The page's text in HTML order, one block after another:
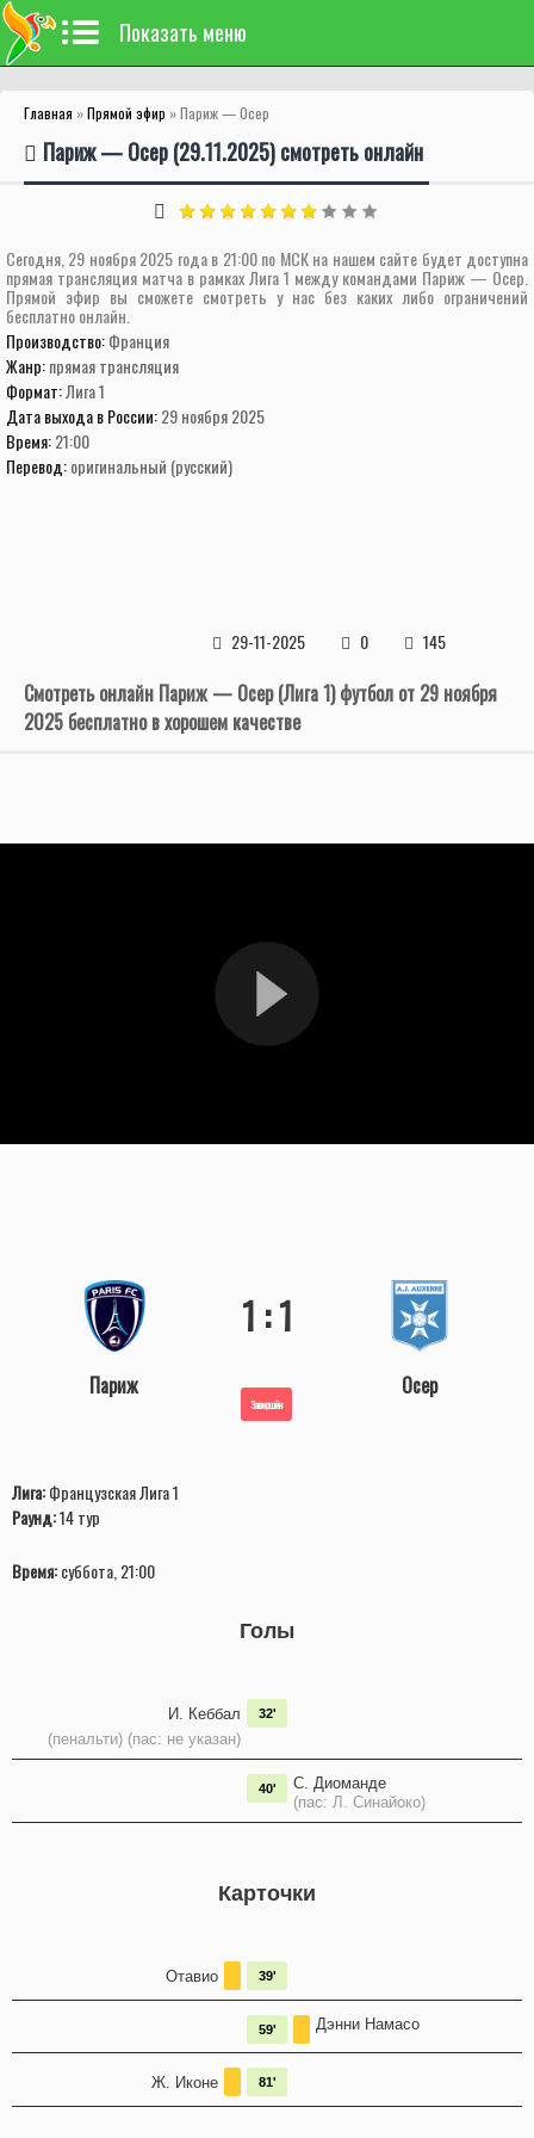
Показать меню
Главная »Прямой эфир » Париж — Осер
Париж — Осер (29.11.2025) смотреть онлайн
Сегодня, 29 ноября 2025 года в 21:00 по МСК на нашем сайте будет доступна
прямая трансляция матча в рамках Лига 1 между командами Париж — Осер.
Прямой эфир вы сможете смотреть у нас без каких либо ограничений
бесплатно онлайн.
Производство:Франция
Жанр:прямая трансляция
Формат:Лига 1
Дата выхода в России:29 ноября 2025
Время:21:00
Перевод:оригинальный (русский)
29-11-2025 0 145
Смотреть онлайн Париж — Осер (Лига 1) футбол от 29 ноября
2025 бесплатно в хорошем качестве
Париж
1 : 1
Завершён
Осер
Лига:Французская Лига 1
Раунд:14 тур
Время:суббота, 21:00
Голы
И. Кеббал
(пенальти) (пас: не указан)
32'
С. Диоманде
(пас: Л. Синайоко)
40'
Карточки
Отавио 39'
Дэнни Намасо
59'
Ж. Иконе 81'